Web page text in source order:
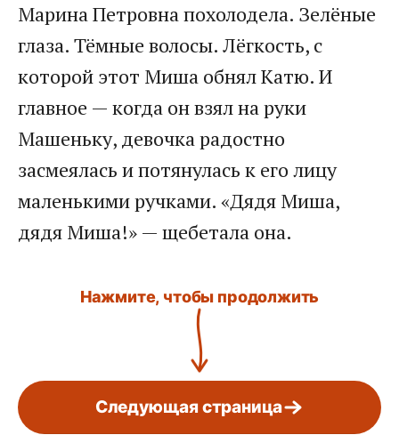
Марина Петровна похолодела. Зелёные
глаза. Тёмные волосы. Лёгкость, с
которой этот Миша обнял Катю. И
главное — когда он взял на руки
Машеньку, девочка радостно
засмеялась и потянулась к его лицу
маленькими ручками. «Дядя Миша,
дядя Миша!» — щебетала она.
Нажмите, чтобы продолжить
Следующая страница